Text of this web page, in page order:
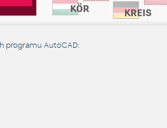
programu AutoCAD: